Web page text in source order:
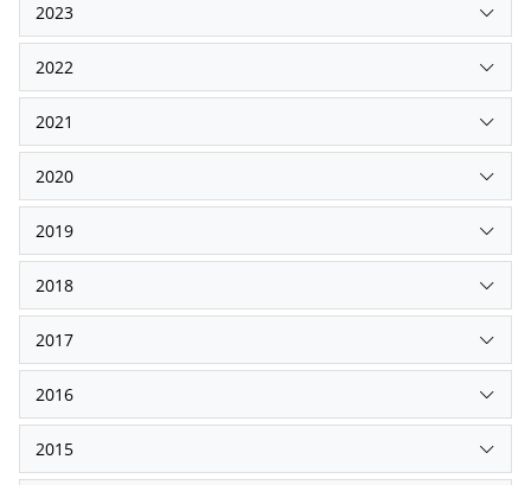
2023
2022
2021
2020
2019
2018
2017
2016
2015